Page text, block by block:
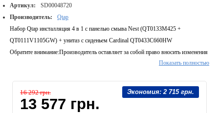
Артикул:
SD00048720
Производитель:
Qtap
Набор Qtap инсталляция 4 в 1 с панелью смыва Nest (QT0133M425 +
QT0111V1105GW) + унитаз с сиденьем Cardinal QT0433C660HW
Обратите внимание:Производитель оставляет за собой право вносить изменения
в конструкцию изделий и комплектацию, не ухудшающих качество, без
Показать полностью
Экономия:2 715 грн.
16 292 грн.
13 577 грн.